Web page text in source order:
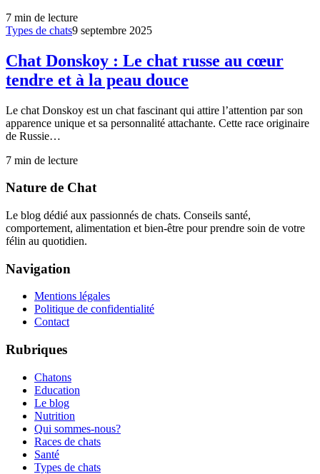
7 min de lecture
Types de chats9 septembre 2025
Chat Donskoy : Le chat russe au cœur
tendre et à la peau douce
Le chat Donskoy est un chat fascinant qui attire l’attention par son
apparence unique et sa personnalité attachante. Cette race originaire
de Russie…
7 min de lecture
Nature de Chat
Le blog dédié aux passionnés de chats. Conseils santé,
comportement, alimentation et bien-être pour prendre soin de votre
félin au quotidien.
Navigation
Mentions légales
Politique de confidentialité
Contact
Rubriques
Chatons
Education
Le blog
Nutrition
Qui sommes-nous?
Races de chats
Santé
Types de chats